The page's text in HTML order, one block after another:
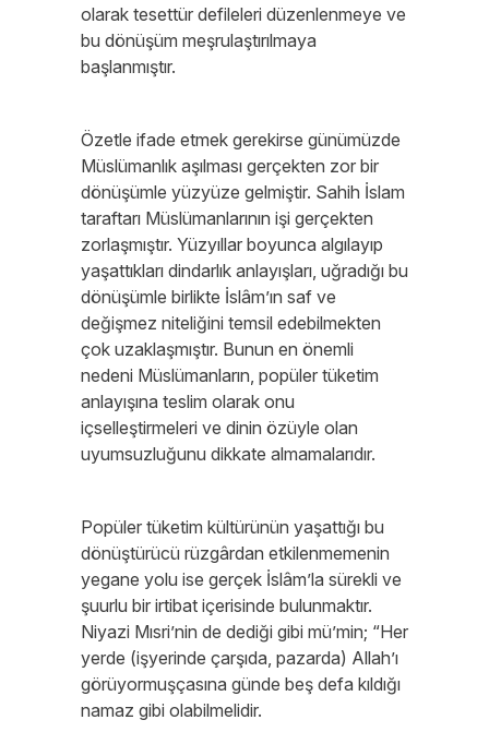
olarak tesettür defileleri düzenlenmeye ve
bu dönüşüm meşrulaştırılmaya
başlanmıştır.
Özetle ifade etmek gerekirse günümüzde
Müslümanlık aşılması gerçekten zor bir
dönüşümle yüzyüze gelmiştir. Sahih İslam
taraftarı Müslümanlarının işi gerçekten
zorlaşmıştır. Yüzyıllar boyunca algılayıp
yaşattıkları dindarlık anlayışları, uğradığı bu
dönüşümle birlikte İslâm’ın saf ve
değişmez niteliğini temsil edebilmekten
çok uzaklaşmıştır. Bunun en önemli
nedeni Müslümanların, popüler tüketim
anlayışına teslim olarak onu
içselleştirmeleri ve dinin özüyle olan
uyumsuzluğunu dikkate almamalarıdır.
Popüler tüketim kültürünün yaşattığı bu
dönüştürücü rüzgârdan etkilenmemenin
yegane yolu ise gerçek İslâm’la sürekli ve
şuurlu bir irtibat içerisinde bulunmaktır.
Niyazi Mısri’nin de dediği gibi mü’min; “Her
yerde (işyerinde çarşıda, pazarda) Allah’ı
görüyormuşçasına günde beş defa kıldığı
namaz gibi olabilmelidir.